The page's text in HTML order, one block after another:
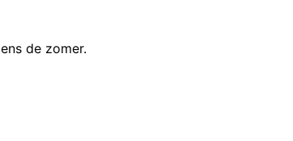
de zomer.